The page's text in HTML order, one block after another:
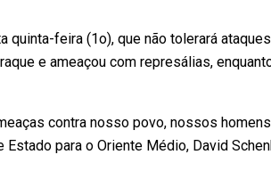
quinta-feira (1o), que não tolerará
e ameaçou com represálias,
contra nosso povo, nossos
para o Oriente Médio, David